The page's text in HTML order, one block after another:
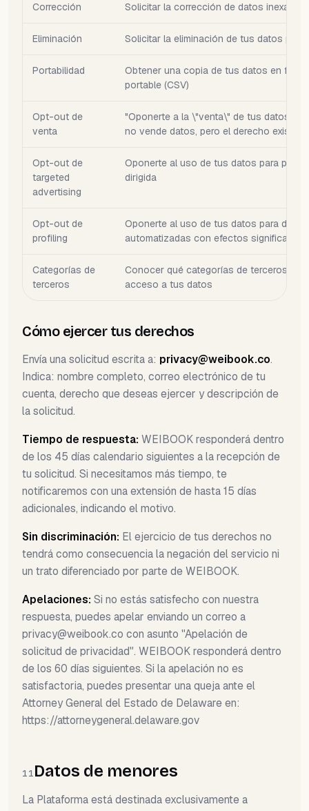
Corrección Solicitar la corrección de datos inexactos
Eliminación Solicitar la eliminación de tus datos
Portabilidad
Obtener una copia de tus datos en
portable (CSV)
Opt-out de
venta
"Oponerte a la \"venta\" de tus datos
no vende datos, pero el derecho existe)"
Opt-out de
targeted
advertising
Oponerte al uso de tus datos para
dirigida
Opt-out de
profiling
Oponerte al uso de tus datos para
automatizadas con efectos significativos
Categorías de
terceros
Conocer qué categorías de terceros
acceso a tus datos
Cómo ejercer tus derechos
Envía una solicitud escrita a: privacy@weibook.co.
Indica: nombre completo, correo electrónico de tu
cuenta, derecho que deseas ejercer y descripción de
la solicitud.
Tiempo de respuesta: WEIBOOK responderá dentro
de los 45 días calendario siguientes a la recepción de
tu solicitud. Si necesitamos más tiempo, te
notificaremos con una extensión de hasta 15 días
adicionales, indicando el motivo.
Sin discriminación: El ejercicio de tus derechos no
tendrá como consecuencia la negación del servicio ni
un trato diferenciado por parte de WEIBOOK.
Apelaciones: Si no estás satisfecho con nuestra
respuesta, puedes apelar enviando un correo a
privacy@weibook.co con asunto "Apelación de
solicitud de privacidad". WEIBOOK responderá dentro
de los 60 días siguientes. Si la apelación no es
satisfactoria, puedes presentar una queja ante el
Attorney General del Estado de Delaware en:
https://attorneygeneral.delaware.gov
11Datos de menores
La Plataforma está destinada exclusivamente a